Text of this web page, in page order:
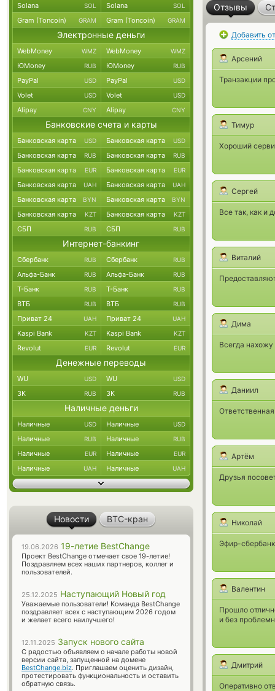
Отзывы
Добавить
Арсений
Транзакции
Тимур
Хороший
Сергей
Все так, как и
Виталий
Дима
Всегда
Даниил
Артём
Друзья
Николай
Эфир-
Валентин
Прошло
и без
Дмитрий
Оперативно
Solana SOL Solana SOL
Gram (Toncoin) GRAM Gram (Toncoin) GRAM
Электронные деньги
WebMoney WMZ WebMoney WMZ
ЮMoney RUB ЮMoney RUB
PayPal USD PayPal USD
Volet USD Volet USD
Alipay CNY Alipay CNY
Банковские счета и карты
Банковская карта USD Банковская карта USD
Банковская карта RUB Банковская карта RUB
Банковская карта EUR Банковская карта EUR
Банковская карта UAH Банковская карта UAH
Банковская карта BYN Банковская карта BYN
Банковская карта KZT Банковская карта KZT
СБП RUB СБП RUB
Интернет-банкинг
Сбербанк RUB Сбербанк RUB
Альфа-Банк RUB Альфа-Банк RUB
Т-Банк RUB Т-Банк RUB
ВТБ RUB ВТБ RUB
Приват 24 UAH Приват 24 UAH
Kaspi Bank KZT Kaspi Bank KZT
Revolut EUR Revolut EUR
Денежные переводы
WU USD WU USD
ЗК RUB ЗК RUB
Наличные деньги
Наличные USD Наличные USD
Наличные RUB Наличные RUB
Наличные EUR Наличные EUR
Наличные UAH Наличные UAH
Новости BTC-кран
19.06.2026 19-летие BestChange
Проект BestChange отмечает свое 19-летие!
Поздравляем всех наших партнеров, коллег и
пользователей.
25.12.2025 Наступающий Новый год
Уважаемые пользователи! Команда BestChange
поздравляет всех с наступающим 2026 годом
и желает всего наилучшего!
12.11.2025 Запуск нового сайта
С радостью объявляем о начале работы новой
версии сайта, запущенной на домене
BestChange.biz. Приглашаем оценить дизайн,
протестировать функциональность и оставить
обратную связь.